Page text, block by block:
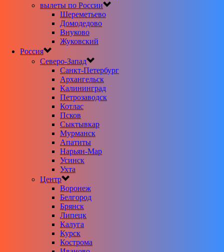
вылеты по России
Шереметьево
Домодедово
Внуково
Жуковский
Россия
Северо-Запад
Санкт-Петербург
Архангельск
Калининград
Петрозаводск
Котлас
Псков
Сыктывкар
Мурманск
Апатиты
Нарьян-Мар
Усинск
Ухта
Центр
Воронеж
Белгород
Брянск
Липецк
Калуга
Курск
Кострома